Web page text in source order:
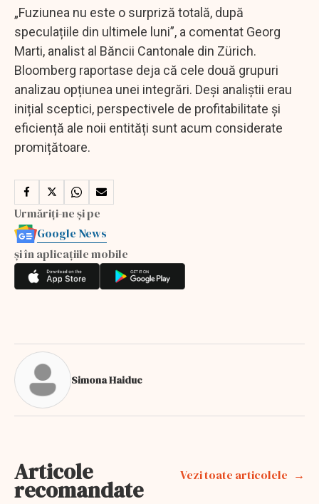
„Fuziunea nu este o surpriză totală, după
speculațiile din ultimele luni”, a comentat Georg
Marti, analist al Băncii Cantonale din Zürich.
Bloomberg raportase deja că cele două grupuri
analizau opțiunea unei integrări. Deși analiștii erau
inițial sceptici, perspectivele de profitabilitate și
eficiență ale noii entități sunt acum considerate
promițătoare.
Urmăriți-ne și pe
Google News
și în aplicațiile mobile
Simona Haiduc
Articole
recomandate
Vezi toate articolele